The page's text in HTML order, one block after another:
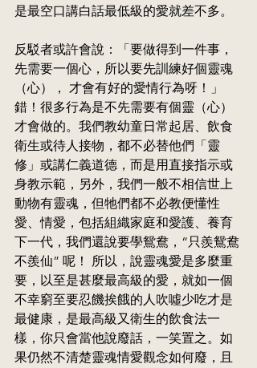
是最空口講白話最低級的愛就差不多。
反駁者或許會說：「要做得到一件事，
先需要一個心，所以要先訓練好個靈魂
（心）， 才會有好的愛情行為呀！」
錯！很多行為是不先需要有個靈（心）
才會做的。我們教幼童日常起居、飲食
衛生或待人接物，都不必替他們「靈
修」或講仁義道德，而是用直接指示或
身教示範，另外，我們一般不相信世上
動物有靈魂，但牠們都不必教便懂性
愛、情愛，包括組織家庭和愛護、養育
下一代，我們還說要學鴛鴦，“只羨鴛鴦
不羨仙” 呢！ 所以，說靈魂愛是多麼重
要，以至是甚麼最高級的愛，就如一個
不幸窮至要忍饑挨餓的人吹噓少吃才是
最健康，是最高級又衛生的飲食法一
樣，你只會當他說廢話，一笑置之。如
果仍然不清楚靈魂情愛觀念如何廢，且